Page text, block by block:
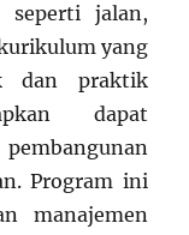
seperti jalan,
yang
dan praktik
dapat
Program ini
manajemen